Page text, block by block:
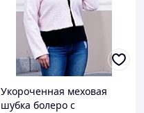
Укороченная меховая
шубка болеро с